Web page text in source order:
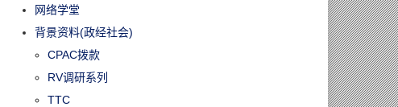
网络学堂
背景资料(政经社会)
CPAC拨款
RV调研系列
TTC